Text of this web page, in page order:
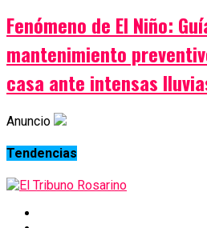
Fenómeno de El Niño:
mantenimiento
casa ante intensas
Anuncio
Tendencias